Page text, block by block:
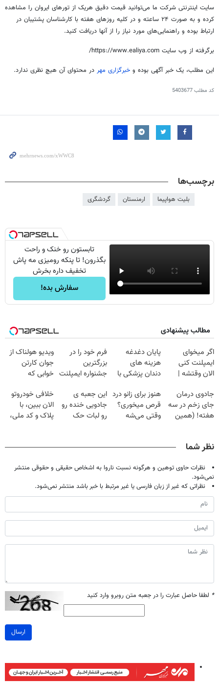
سایت اینترنتی شرکت ما می‌توانید قیمت دقیق هریک از تورهای ایروان را مشاهده
کرده و به صورت ۲۴ ساعته و در کلیه روزهای هفته با کارشناسان پشتیبان در
ارتباط بوده و راهنمایی‌های مورد نیاز را از آنها دریافت کنید.
برگرفته از وب سایت https://www.ealiya.com/
این مطلب، یک خبر آگهی بوده و خبرگزاری مهر در محتوای آن هیچ نظری ندارد.
کد مطلب5403677
برچسب‌ها
بلیت هواپیما ارمنستان گردشگری
تابستون رو خنک و راحت
بگذرون! تا پنکه رومیزی مه پاش
تخفیف داره بخرش
سفارش بده!
مطالب پیشنهادی
اگر میخوای
ایمپلنت کنی
الان وقتشه |
میلیون تومان!!!
پایان دغدغه
هزینه های
دندان پزشکی با
خانگی
فرم خود را در
بزرگترین
جشنواره ایمپلنت
فقط ۲۵ میلیون
ویدیو هولناک از
جوان کارتن
خوابی که
آموزش رایگان
جادوی درمان
جای زخم در سه
هفته! (همین
هنوز برای زانو درد
قرص میخوری؟
وقتی می‌شه
این جعبه ی
جادویی خنده رو
رو لبات حک
خلافی خودروتو
الان ببین، با
پلاک و کد ملی،
نظر شما
نظرات حاوی توهین و هرگونه نسبت ناروا به اشخاص حقیقی و حقوقی منتشر
نمی‌شود.
نظراتی که غیر از زبان فارسی یا غیر مرتبط با خبر باشد منتشر نمی‌شود.
* لطفا حاصل عبارت را در جعبه متن روبرو وارد کنید
ارسال